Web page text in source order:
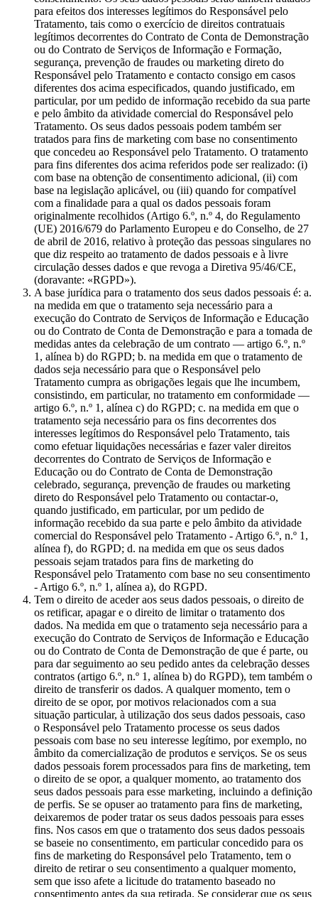
para efeitos dos interesses legítimos do Responsável pelo
Tratamento, tais como o exercício de direitos contratuais
legítimos decorrentes do Contrato de Conta de Demonstração
ou do Contrato de Serviços de Informação e Formação,
segurança, prevenção de fraudes ou marketing direto do
Responsável pelo Tratamento e contacto consigo em casos
diferentes dos acima especificados, quando justificado, em
particular, por um pedido de informação recebido da sua parte
e pelo âmbito da atividade comercial do Responsável pelo
Tratamento. Os seus dados pessoais podem também ser
tratados para fins de marketing com base no consentimento
que concedeu ao Responsável pelo Tratamento. O tratamento
para fins diferentes dos acima referidos pode ser realizado: (i)
com base na obtenção de consentimento adicional, (ii) com
base na legislação aplicável, ou (iii) quando for compatível
com a finalidade para a qual os dados pessoais foram
originalmente recolhidos (Artigo 6.º, n.º 4, do Regulamento
(UE) 2016/679 do Parlamento Europeu e do Conselho, de 27
de abril de 2016, relativo à proteção das pessoas singulares no
que diz respeito ao tratamento de dados pessoais e à livre
circulação desses dados e que revoga a Diretiva 95/46/CE,
(doravante: «RGPD»).
A base jurídica para o tratamento dos seus dados pessoais é: a.
na medida em que o tratamento seja necessário para a
execução do Contrato de Serviços de Informação e Educação
ou do Contrato de Conta de Demonstração e para a tomada de
medidas antes da celebração de um contrato — artigo 6.º, n.º
1, alínea b) do RGPD; b. na medida em que o tratamento de
dados seja necessário para que o Responsável pelo
Tratamento cumpra as obrigações legais que lhe incumbem,
consistindo, em particular, no tratamento em conformidade —
artigo 6.º, n.º 1, alínea c) do RGPD; c. na medida em que o
tratamento seja necessário para os fins decorrentes dos
interesses legítimos do Responsável pelo Tratamento, tais
como efetuar liquidações necessárias e fazer valer direitos
decorrentes do Contrato de Serviços de Informação e
Educação ou do Contrato de Conta de Demonstração
celebrado, segurança, prevenção de fraudes ou marketing
direto do Responsável pelo Tratamento ou contactar-o,
quando justificado, em particular, por um pedido de
informação recebido da sua parte e pelo âmbito da atividade
comercial do Responsável pelo Tratamento - Artigo 6.º, n.º 1,
alínea f), do RGPD; d. na medida em que os seus dados
pessoais sejam tratados para fins de marketing do
Responsável pelo Tratamento com base no seu consentimento
- Artigo 6.º, n.º 1, alínea a), do RGPD.
Tem o direito de aceder aos seus dados pessoais, o direito de
os retificar, apagar e o direito de limitar o tratamento dos
dados. Na medida em que o tratamento seja necessário para a
execução do Contrato de Serviços de Informação e Educação
ou do Contrato de Conta de Demonstração de que é parte, ou
para dar seguimento ao seu pedido antes da celebração desses
contratos (artigo 6.º, n.º 1, alínea b) do RGPD), tem também o
direito de transferir os dados. A qualquer momento, tem o
direito de se opor, por motivos relacionados com a sua
situação particular, à utilização dos seus dados pessoais, caso
o Responsável pelo Tratamento processe os seus dados
pessoais com base no seu interesse legítimo, por exemplo, no
âmbito da comercialização de produtos e serviços. Se os seus
dados pessoais forem processados para fins de marketing, tem
o direito de se opor, a qualquer momento, ao tratamento dos
seus dados pessoais para esse marketing, incluindo a definição
de perfis. Se se opuser ao tratamento para fins de marketing,
deixaremos de poder tratar os seus dados pessoais para esses
fins. Nos casos em que o tratamento dos seus dados pessoais
se baseie no consentimento, em particular concedido para os
fins de marketing do Responsável pelo Tratamento, tem o
direito de retirar o seu consentimento a qualquer momento,
sem que isso afete a licitude do tratamento baseado no
consentimento antes da sua retirada. Se considerar que os seus